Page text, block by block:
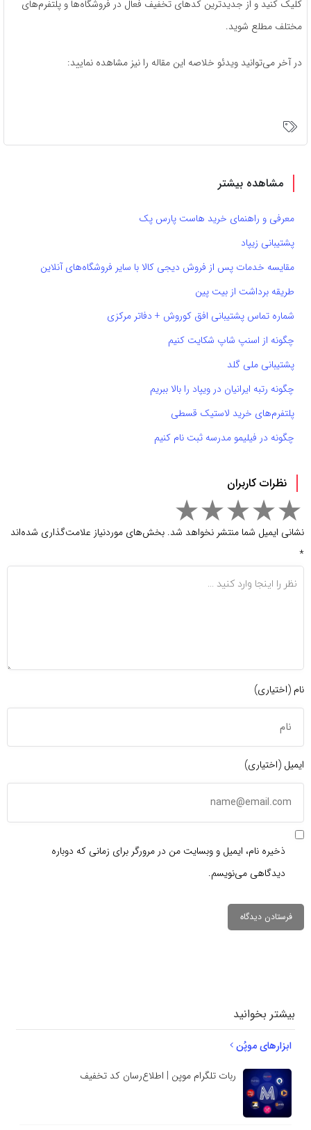
کلیک کنید و از جدیدترین کدهای تخفیف فعال در فروشگاه‌ها و پلتفرم‌های
مختلف مطلع شوید.
در آخر می‌توانید ویدئو خلاصه این مقاله را نیز مشاهده نمایید:
مشاهده بیشتر
معرفی و راهنمای خرید هاست پارس پک
پشتیبانی زیپاد
مقایسه خدمات پس از فروش دیجی کالا با سایر فروشگاه‌های آنلاین
طریقه برداشت از بیت پین
شماره تماس پشتیبانی افق کوروش + دفاتر مرکزی
چگونه از اسنپ شاپ شکایت کنیم
پشتیبانی ملی گلد
چگونه رتبه ایرانیان در ویپاد را بالا ببریم
پلتفرم‌های خرید لاستیک قسطی
چگونه در فیلیمو مدرسه ثبت نام کنیم
نظرات کاربران
نشانی ایمیل شما منتشر نخواهد شد. بخش‌های موردنیاز علامت‌گذاری شده‌اند
*
نام (اختیاری)
ایمیل (اختیاری)
ذخیره نام، ایمیل و وبسایت من در مرورگر برای زمانی که دوباره
دیدگاهی می‌نویسم.
بیشتر بخوانید
ابزارهای موپُن
ربات تلگرام موپن | اطلاع‌رسان کد تخفیف